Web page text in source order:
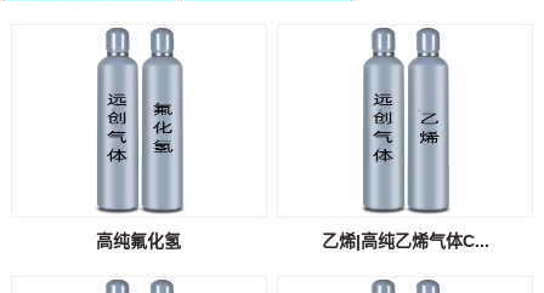
高纯氟化氢 乙烯|高纯乙烯气体C...